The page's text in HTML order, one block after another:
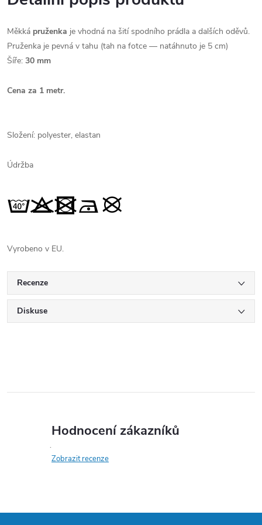
Měkká pruženka je vhodná na šití spodního prádla a dalších oděvů.
Pruženka je pevná v tahu (tah na fotce — natáhnuto je 5 cm)
Šíře: 30 mm
Cena za 1 metr.
Složení: polyester, elastan
Údržba
Vyrobeno v EU.
Recenze
Diskuse
Hodnocení zákazníků
Zobrazit recenze